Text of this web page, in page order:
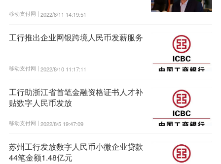
移动支付网 | 2022/8/11 14:19:51
工行推出企业网银跨境人民币发薪服务
移动支付网 | 2022/8/10 11:17:11
工行助浙江省首笔金融资格证书人才补
贴数字人民币发放
移动支付网 | 2022/8/5 19:47:09
苏州工行发放数字人民币小微企业贷款
44笔金额1.48亿元